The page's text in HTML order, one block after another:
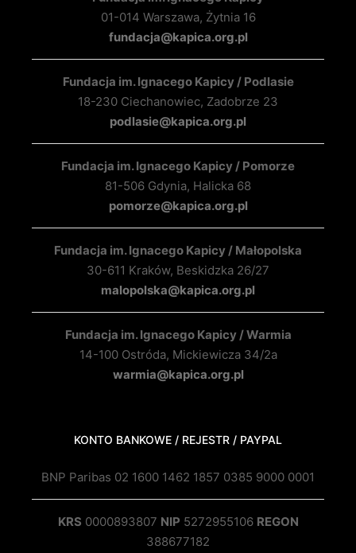
01-014 Warszawa, Żytnia 16
fundacja@kapica.org.pl
Fundacja im. Ignacego Kapicy / Podlasie
18-230 Ciechanowiec, Zadobrze 23
podlasie@kapica.org.pl
Fundacja im. Ignacego Kapicy / Pomorze
81-506 Gdynia, Halicka 68
pomorze@kapica.org.pl
Fundacja im. Ignacego Kapicy / Małopolska
30-611 Kraków, Beskidzka 26/27
malopolska@kapica.org.pl
Fundacja im. Ignacego Kapicy / Warmia
14-100 Ostróda, Mickiewicza 34/2a
warmia@kapica.org.pl
KONTO BANKOWE / REJESTR / PAYPAL
BNP Paribas 02 1600 1462 1857 0385 9000 0001
KRS 0000893807 NIP 5272955106 REGON
388677182